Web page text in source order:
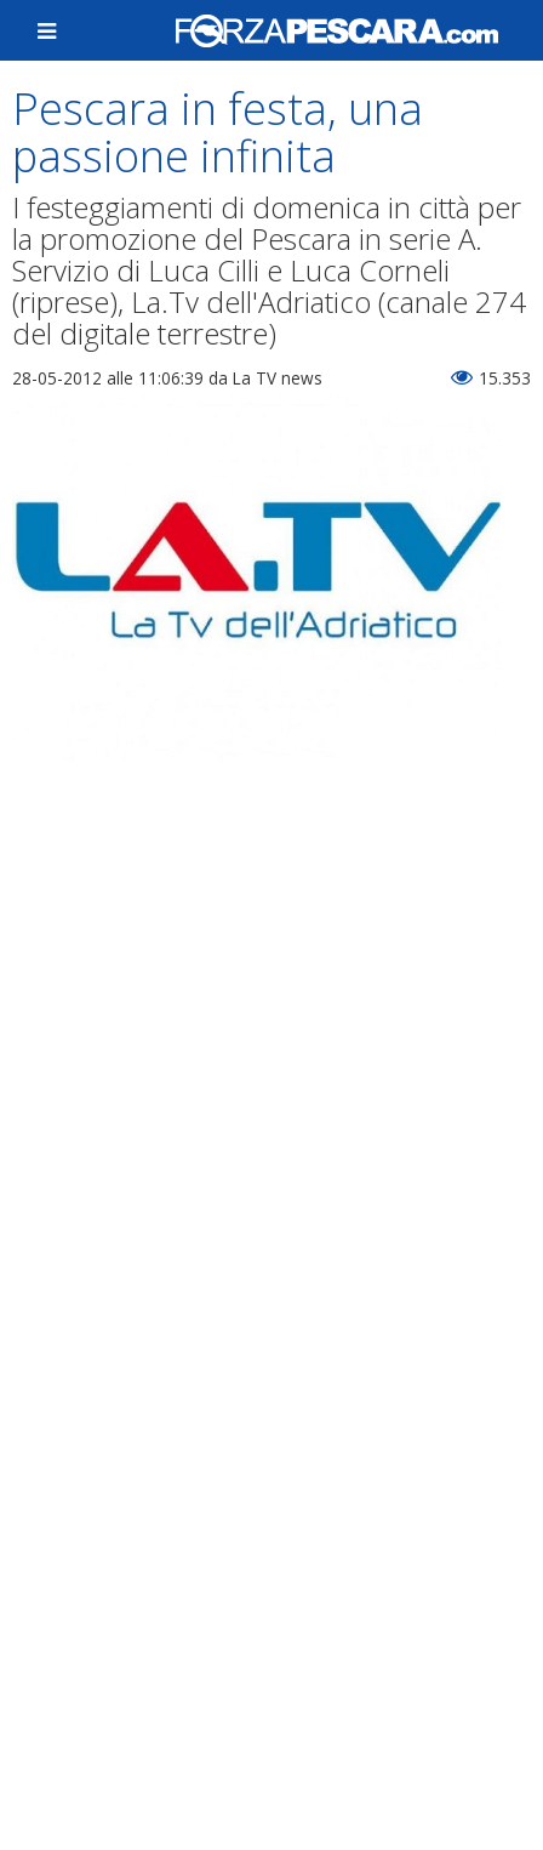
Pescara in festa, una
passione infinita
I festeggiamenti di domenica in città per
la promozione del Pescara in serie A.
Servizio di Luca Cilli e Luca Corneli
(riprese), La.Tv dell'Adriatico (canale 274
del digitale terrestre)
28-05-2012 alle 11:06:39 da La TV news 15.353